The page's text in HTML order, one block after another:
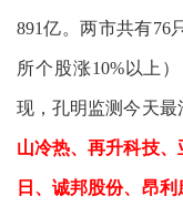
891亿。两市共有76
所个股涨10%以上
现，孔明监测今天最
山冷热、再升科技
日、诚邦股份、昂